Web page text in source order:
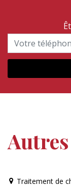
Traitement de